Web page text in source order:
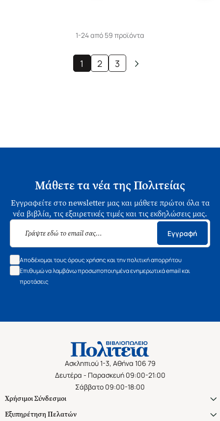
1-24 από 59 προϊόντα
1 2 3
Μάθετε τα νέα της Πολιτείας
Εγγραφείτε στο newsletter μας και μάθετε πρώτοι όλα τα
νέα βιβλία, τις εξαιρετικές τιμές και τις εκδηλώσεις μας.
Εγγραφή
Αποδέχομαι τους όρους χρήσης και την πολιτική απορρήτου
Επιθυμώ να λαμβάνω προσωποποιημένα ενημερωτικά email και
προτάσεις
Ασκληπιού 1-3, Αθήνα 106 79
Δευτέρα - Παρασκευή 09:00-21:00
Σάββατο 09:00-18:00
Χρήσιμοι Σύνδεσμοι
Εξυπηρέτηση Πελατών